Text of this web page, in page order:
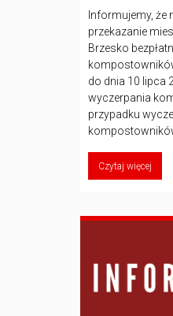
Informujemy,
przekazanie
Brzesko
do dnia 10 lipca
wyczerpania
przypadku
Czytaj więcej